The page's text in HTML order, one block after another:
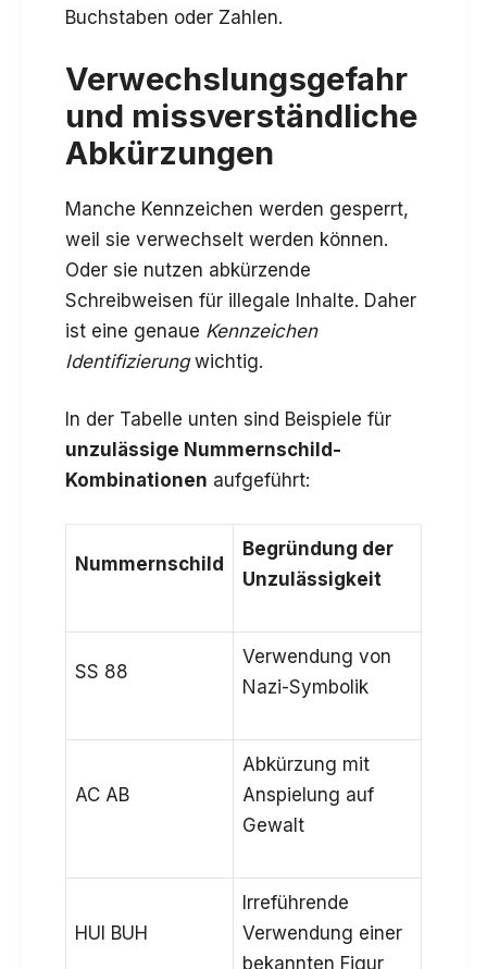
Buchstaben oder Zahlen.
Verwechslungsgefahr
und missverständliche
Abkürzungen
Manche Kennzeichen werden gesperrt,
weil sie verwechselt werden können.
Oder sie nutzen abkürzende
Schreibweisen für illegale Inhalte. Daher
ist eine genaue Kennzeichen
Identifizierungwichtig.
In der Tabelle unten sind Beispiele für
unzulässige Nummernschild-
Kombinationen aufgeführt:
Nummernschild
Begründung der
Unzulässigkeit
SS 88
Verwendung von
Nazi-Symbolik
AC AB
Abkürzung mit
Anspielung auf
Gewalt
HUI BUH
Irreführende
Verwendung einer
bekannten Figur